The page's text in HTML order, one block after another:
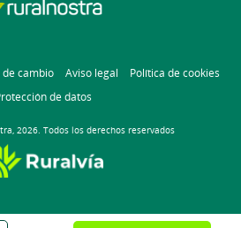
de cambio Aviso legal
Política de cookies
de datos
2026. Todos los derechos reservados